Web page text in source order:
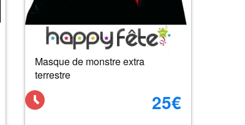
Masque de monstre extra
terrestre
25€